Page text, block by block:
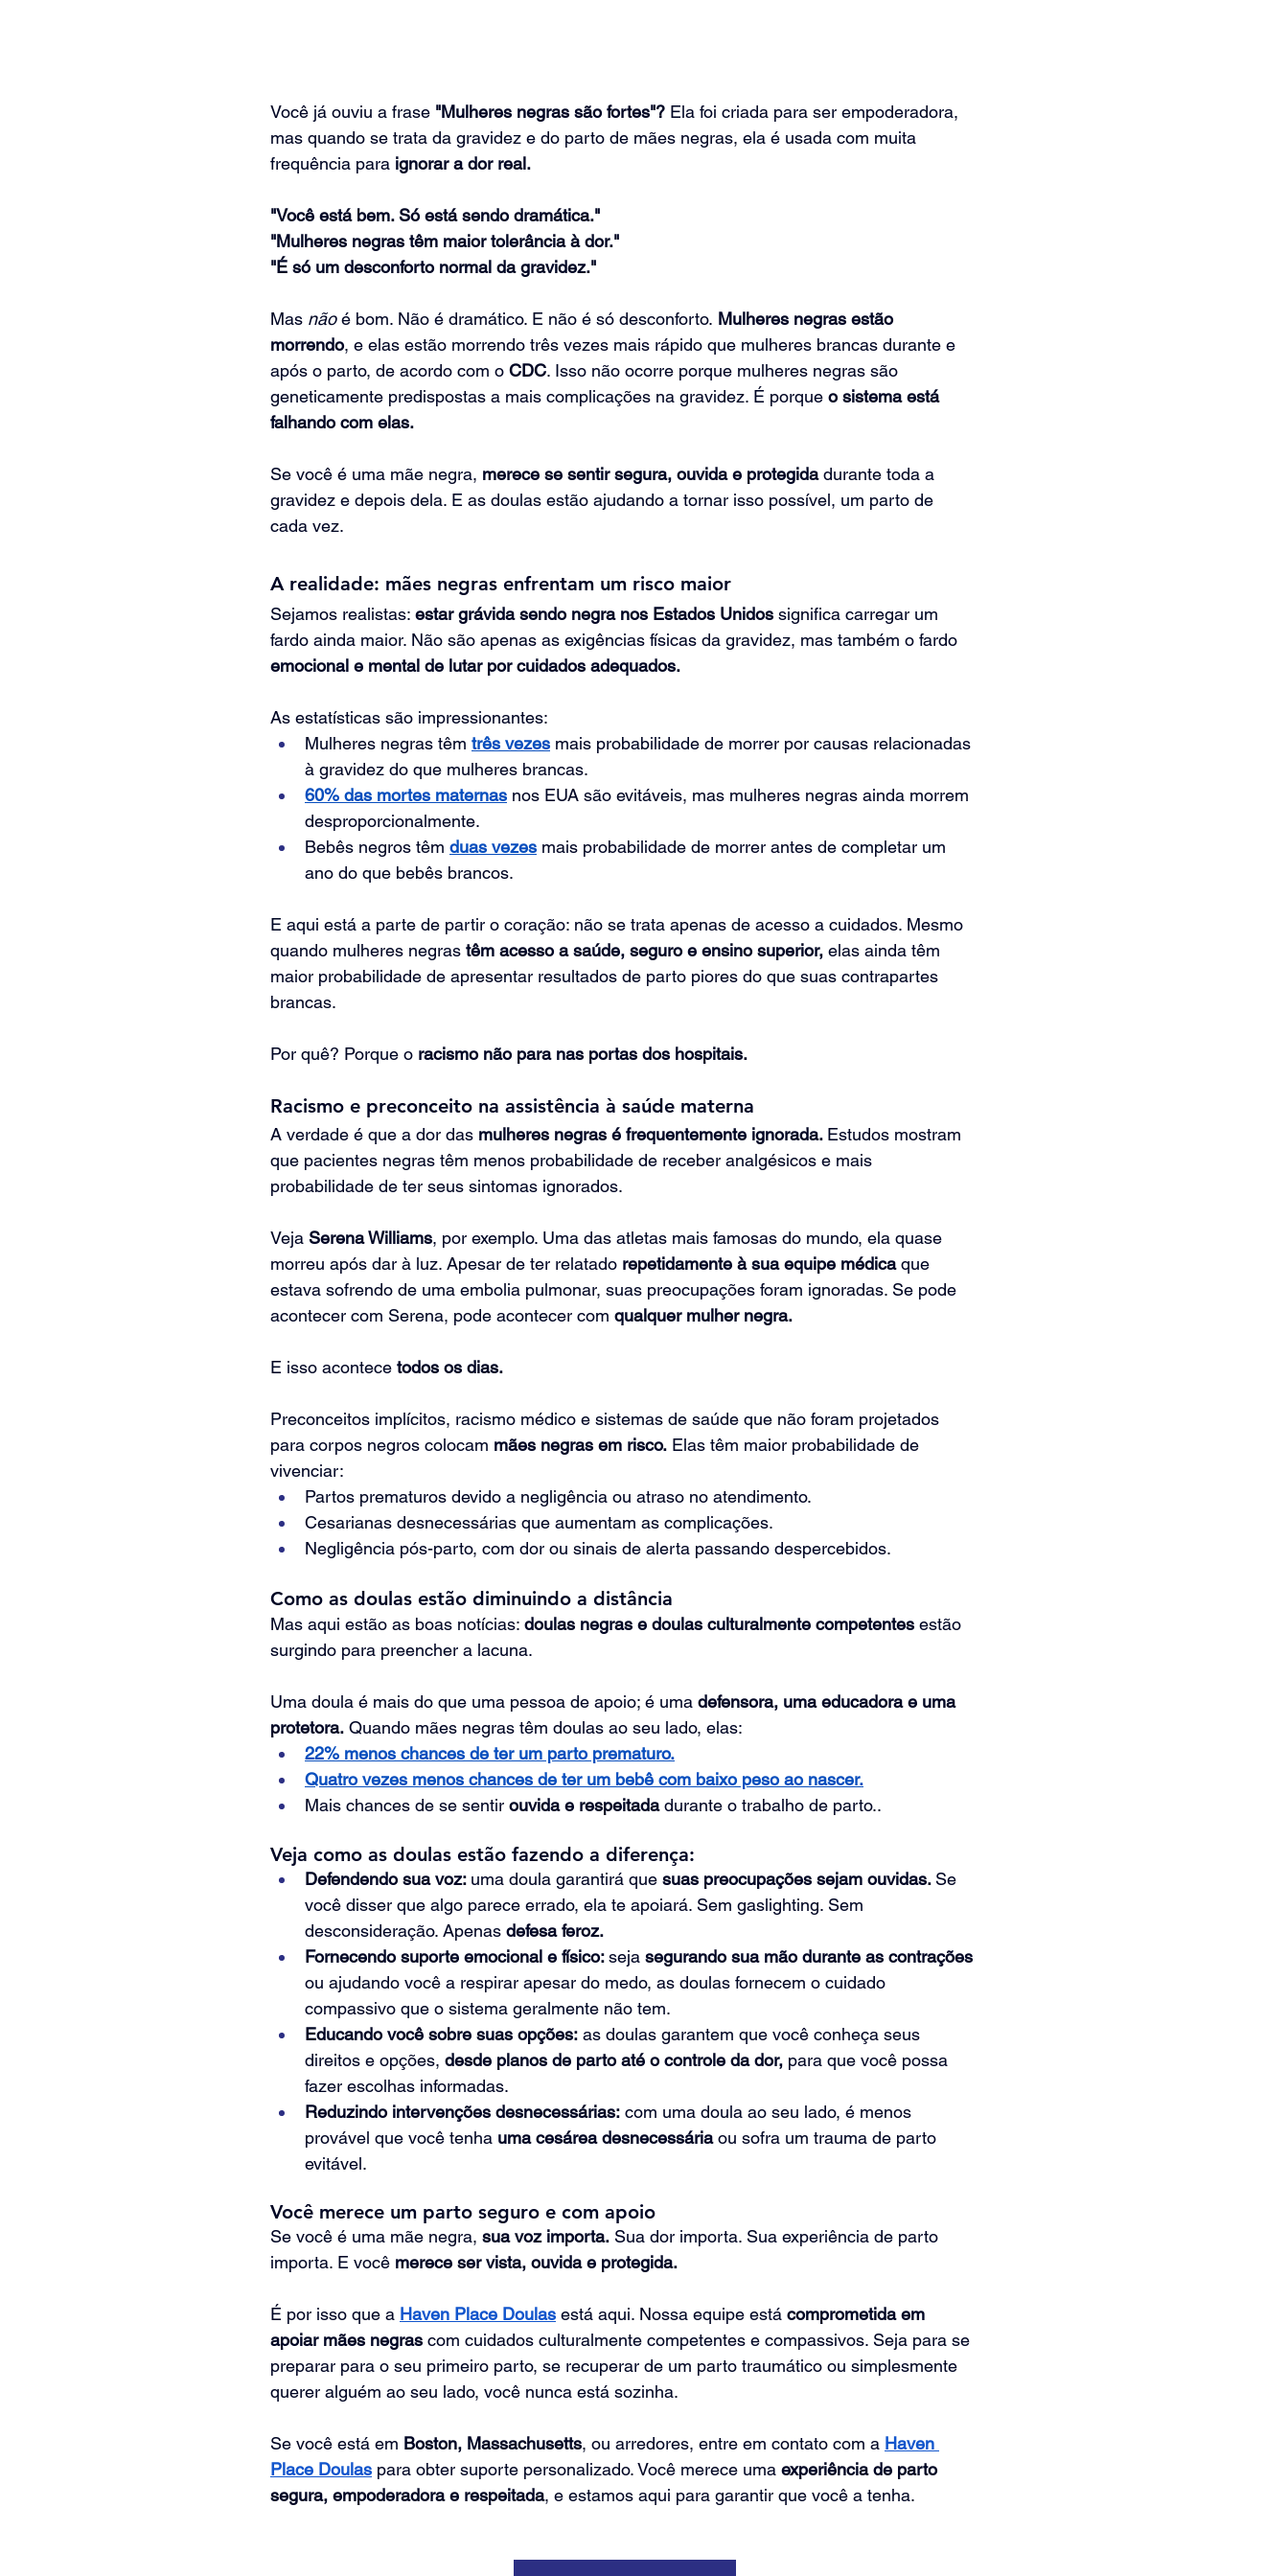
Você já ouviu a frase "Mulheres negras são fortes"? Ela foi criada para ser empoderadora,
mas quando se trata da gravidez e do parto de mães negras, ela é usada com muita
frequência para ignorar a dor real.
"Você está bem. Só está sendo dramática."
"Mulheres negras têm maior tolerância à dor."
"É só um desconforto normal da gravidez."
Mas não é bom. Não é dramático. E não é só desconforto. Mulheres negras estão
morrendo, e elas estão morrendo três vezes mais rápido que mulheres brancas durante e
após o parto, de acordo com o CDC. Isso não ocorre porque mulheres negras são
geneticamente predispostas a mais complicações na gravidez. É porque o sistema está
falhando com elas.
Se você é uma mãe negra, merece se sentir segura, ouvida e protegida durante toda a
gravidez e depois dela. E as doulas estão ajudando a tornar isso possível, um parto de
cada vez.
A realidade: mães negras enfrentam um risco maior
Sejamos realistas: estar grávida sendo negra nos Estados Unidos significa carregar um
fardo ainda maior. Não são apenas as exigências físicas da gravidez, mas também o fardo
emocional e mental de lutar por cuidados adequados.
As estatísticas são impressionantes:
Mulheres negras têm três vezes mais probabilidade de morrer por causas relacionadas
à gravidez do que mulheres brancas.
60% das mortes maternas nos EUA são evitáveis, mas mulheres negras ainda morrem
desproporcionalmente.
Bebês negros têm duas vezes mais probabilidade de morrer antes de completar um
ano do que bebês brancos.
E aqui está a parte de partir o coração: não se trata apenas de acesso a cuidados. Mesmo
quando mulheres negras têm acesso a saúde, seguro e ensino superior, elas ainda têm
maior probabilidade de apresentar resultados de parto piores do que suas contrapartes
brancas.
Por quê? Porque o racismo não para nas portas dos hospitais.
Racismo e preconceito na assistência à saúde materna
A verdade é que a dor das mulheres negras é frequentemente ignorada. Estudos mostram
que pacientes negras têm menos probabilidade de receber analgésicos e mais
probabilidade de ter seus sintomas ignorados.
Veja Serena Williams, por exemplo. Uma das atletas mais famosas do mundo, ela quase
morreu após dar à luz. Apesar de ter relatado repetidamente à sua equipe médica que
estava sofrendo de uma embolia pulmonar, suas preocupações foram ignoradas. Se pode
acontecer com Serena, pode acontecer com qualquer mulher negra.
E isso acontece todos os dias.
Preconceitos implícitos, racismo médico e sistemas de saúde que não foram projetados
para corpos negros colocam mães negras em risco. Elas têm maior probabilidade de
vivenciar:
Partos prematuros devido a negligência ou atraso no atendimento.
Cesarianas desnecessárias que aumentam as complicações.
Negligência pós-parto, com dor ou sinais de alerta passando despercebidos.
Como as doulas estão diminuindo a distância
Mas aqui estão as boas notícias: doulas negras e doulas culturalmente competentes estão
surgindo para preencher a lacuna.
Uma doula é mais do que uma pessoa de apoio; é uma defensora, uma educadora e uma
protetora. Quando mães negras têm doulas ao seu lado, elas:
22% menos chances de ter um parto prematuro.
Quatro vezes menos chances de ter um bebê com baixo peso ao nascer.
Mais chances de se sentir ouvida e respeitada durante o trabalho de parto..
Veja como as doulas estão fazendo a diferença:
Defendendo sua voz: uma doula garantirá que suas preocupações sejam ouvidas. Se
você disser que algo parece errado, ela te apoiará. Sem gaslighting. Sem
desconsideração. Apenas defesa feroz.
Fornecendo suporte emocional e físico: seja segurando sua mão durante as contrações
ou ajudando você a respirar apesar do medo, as doulas fornecem o cuidado
compassivo que o sistema geralmente não tem.
Educando você sobre suas opções: as doulas garantem que você conheça seus
direitos e opções, desde planos de parto até o controle da dor, para que você possa
fazer escolhas informadas.
Reduzindo intervenções desnecessárias: com uma doula ao seu lado, é menos
provável que você tenha uma cesárea desnecessária ou sofra um trauma de parto
evitável.
Você merece um parto seguro e com apoio
Se você é uma mãe negra, sua voz importa. Sua dor importa. Sua experiência de parto
importa. E você merece ser vista, ouvida e protegida.
É por isso que a Haven Place Doulas está aqui. Nossa equipe está comprometida em
apoiar mães negras com cuidados culturalmente competentes e compassivos. Seja para se
preparar para o seu primeiro parto, se recuperar de um parto traumático ou simplesmente
querer alguém ao seu lado, você nunca está sozinha.
Se você está em Boston, Massachusetts, ou arredores, entre em contato com a Haven
Place Doulas para obter suporte personalizado. Você merece uma experiência de parto
segura, empoderadora e respeitada, e estamos aqui para garantir que você a tenha.